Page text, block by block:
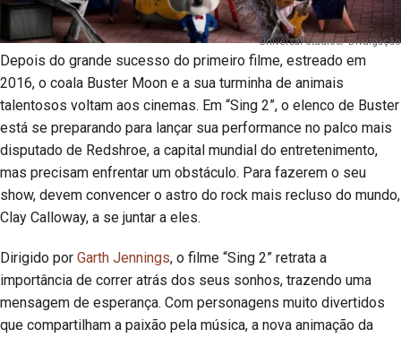
Universal Studios/ Divulgação
Depois do grande sucesso do primeiro filme, estreado em
2016, o coala Buster Moon e a sua turminha de animais
talentosos voltam aos cinemas. Em “Sing 2”, o elenco de Buster
está se preparando para lançar sua performance no palco mais
disputado de Redshroe, a capital mundial do entretenimento,
mas precisam enfrentar um obstáculo. Para fazerem o seu
show, devem convencer o astro do rock mais recluso do mundo,
Clay Calloway, a se juntar a eles.
Dirigido por Garth Jennings, o filme “Sing 2” retrata a
importância de correr atrás dos seus sonhos, trazendo uma
mensagem de esperança. Com personagens muito divertidos
que compartilham a paixão pela música, a nova animação da